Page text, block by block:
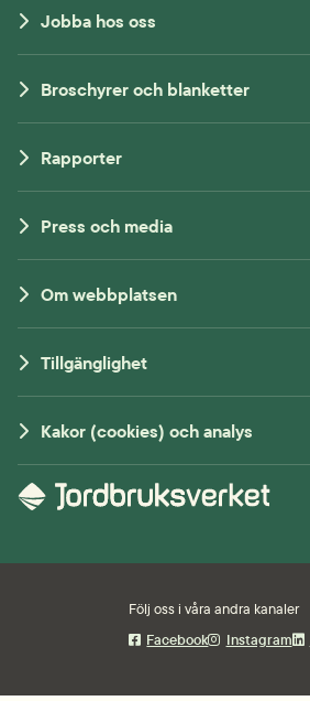
Jobba hos oss
Broschyrer och blanketter
Rapporter
Press och media
Om webbplatsen
Tillgänglighet
Kakor (cookies) och analys
Följ oss i våra andra kanaler
Facebook
Instagram